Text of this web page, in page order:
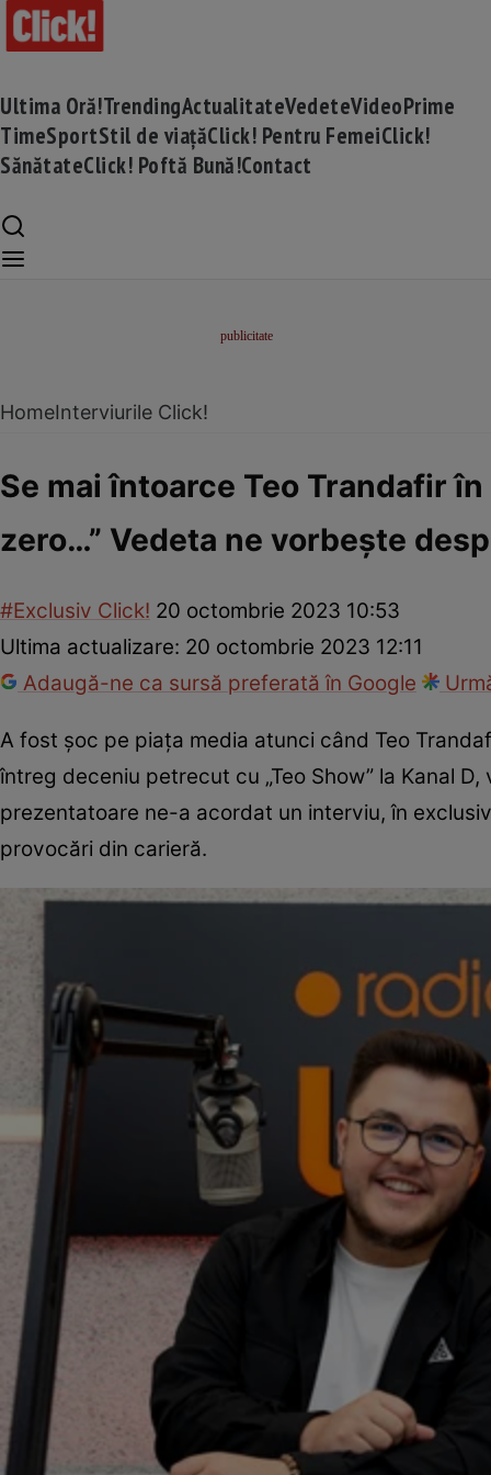
Ultima Oră!TrendingActualitateVedeteVideoPrime
TimeSportStil de viațăClick! Pentru FemeiClick!
SănătateClick! Poftă Bună!Contact
HomeInterviurile Click!
Se mai întoarce Teo Trandafir
zero…” Vedeta ne vorbește
#Exclusiv Click! 20 octombrie 2023 10:53
Ultima actualizare: 20 octombrie 2023 12:11
Adaugă-ne ca sursă preferată în Google
A fost șoc pe piața media atunci când Teo
întreg deceniu petrecut cu „Teo Show” la Kanal
prezentatoare ne-a acordat un interviu, în
provocări din carieră.